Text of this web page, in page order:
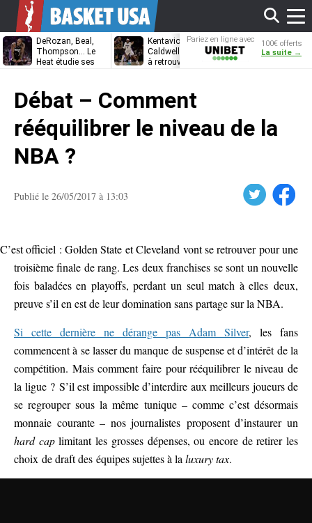
DeRozan, Beal,
Thompson… Le
Heat étudie ses
Kentavious
Caldwell-Pope prêt
à retrouver LeBron
Jonathan
Kuminga, le
Pariez en ligne avec
Unibet
100€ offerts
La suite →
Débat – Comment
rééquilibrer le niveau de la
NBA ?
Publié le 26/05/2017 à 13:03 Facebook
C’est officiel : Golden State et Cleveland vont se retrouver pour une
troisième finale de rang. Les deux franchises se sont un nouvelle
fois baladées en playoffs, perdant un seul match à elles deux,
preuve s’il en est de leur domination sans partage sur la NBA.
Si cette dernière ne dérange pas Adam Silver, les fans
commencent à se lasser du manque de suspense et d’intérêt de la
compétition. Mais comment faire pour rééquilibrer le niveau de
la ligue ? S’il est impossible d’interdire aux meilleurs joueurs de
se regrouper sous la même tunique – comme c’est désormais
monnaie courante – nos journalistes proposent d’instaurer un
hard caplimitant les grosses dépenses, ou encore de retirer les
choix de draft des équipes sujettes à la luxury tax.